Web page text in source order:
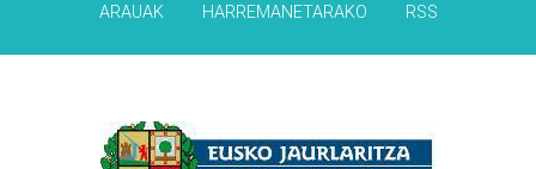
ARAUAK HARREMANETARAKO RSS